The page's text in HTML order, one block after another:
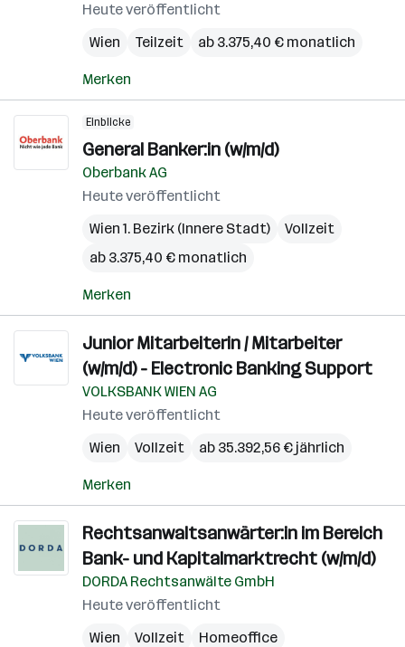
Heute veröffentlicht
Wien
Teilzeit ab 3.375,40 € monatlich
Merken
Einblicke
General Banker:in (w/m/d)
Oberbank AG
Heute veröffentlicht
Wien 1. Bezirk (Innere Stadt)
Vollzeit
ab 3.375,40 € monatlich
Merken
Junior Mitarbeiterin / Mitarbeiter
(w/m/d) - Electronic Banking Support
VOLKSBANK WIEN AG
Heute veröffentlicht
Wien
Vollzeit ab 35.392,56 € jährlich
Merken
Rechtsanwaltsanwärter:in im Bereich
Bank- und Kapitalmarktrecht (w/m/d)
DORDA Rechtsanwälte GmbH
Heute veröffentlicht
Wien
Vollzeit
Homeoffice